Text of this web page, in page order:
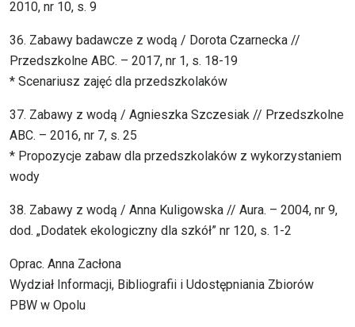
2010, nr 10, s. 9
36. Zabawy badawcze z wodą / Dorota Czarnecka //
Przedszkolne ABC. – 2017, nr 1, s. 18-19
* Scenariusz zajęć dla przedszkolaków
37. Zabawy z wodą / Agnieszka Szczesiak // Przedszkolne
ABC. – 2016, nr 7, s. 25
* Propozycje zabaw dla przedszkolaków z wykorzystaniem
wody
38. Zabawy z wodą / Anna Kuligowska // Aura. – 2004, nr 9,
dod. „Dodatek ekologiczny dla szkół” nr 120, s. 1-2
Oprac. Anna Zacłona
Wydział Informacji, Bibliografii i Udostępniania Zbiorów
PBW w Opolu